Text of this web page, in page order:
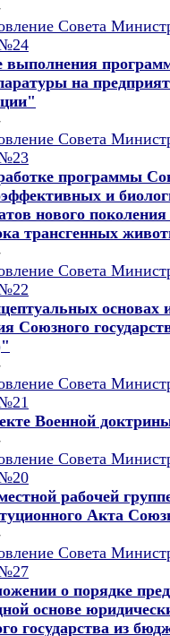
Совета
выполнения
на
Совета
программы
и
нового
трансгенных
Совета
основах
Союзного
Совета
Военной
Совета
рабочей
Акта
Совета
о порядке
основе
государства из